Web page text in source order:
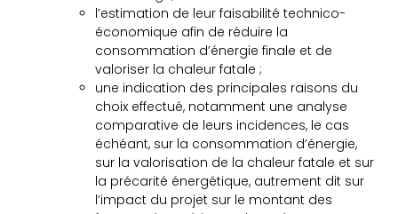
l’estimation de leur faisabilité technico-
économique afin de réduire la
consommation d’énergie finale et de
valoriser la chaleur fatale ;
une indication des principales raisons du
choix effectué, notamment une analyse
comparative de leurs incidences, le cas
échéant, sur la consommation d’énergie,
sur la valorisation de la chaleur fatale et sur
la précarité énergétique, autrement dit sur
l’impact du projet sur le montant des